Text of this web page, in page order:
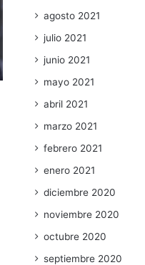
agosto 2021
julio 2021
junio 2021
mayo 2021
abril 2021
marzo 2021
febrero 2021
enero 2021
diciembre 2020
noviembre 2020
octubre 2020
septiembre 2020